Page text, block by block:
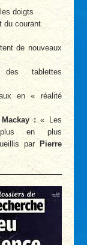
doigts
du courant
de nouveaux
tablettes
en « réalité
:« Les
en plus
par Pierre